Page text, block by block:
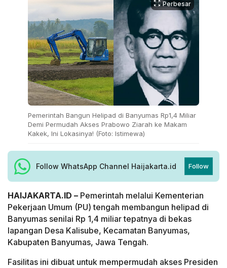
Perbesar
Pemerintah Bangun Helipad di Banyumas Rp1,4 Miliar
Demi Permudah Akses Prabowo Ziarah ke Makam
Kakek, Ini Lokasinya! (Foto: Istimewa)
Follow WhatsApp Channel Haijakarta.id Follow
HAIJAKARTA.ID – Pemerintah melalui Kementerian
Pekerjaan Umum (PU) tengah membangun helipad di
Banyumas senilai Rp 1,4 miliar tepatnya di bekas
lapangan Desa Kalisube, Kecamatan Banyumas,
Kabupaten Banyumas, Jawa Tengah.
Fasilitas ini dibuat untuk mempermudah akses Presiden